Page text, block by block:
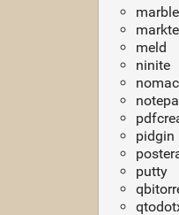
marble
meld
ninite
pidgin
putty